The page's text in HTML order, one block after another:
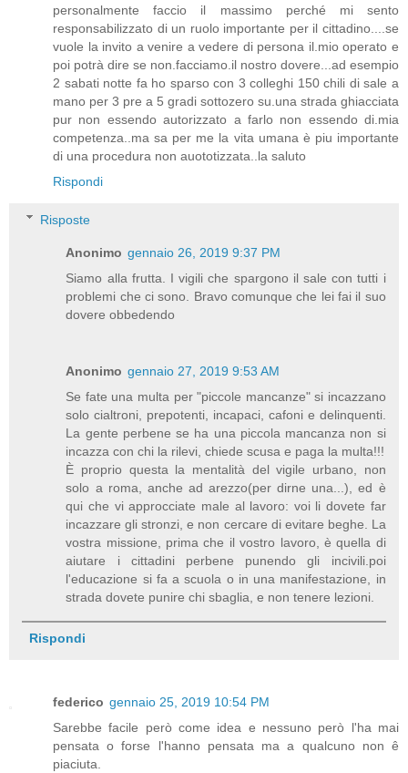
personalmente faccio il massimo perché mi sento
responsabilizzato di un ruolo importante per il cittadino....se
vuole la invito a venire a vedere di persona il.mio operato e
poi potrà dire se non.facciamo.il nostro dovere...ad esempio
2 sabati notte fa ho sparso con 3 colleghi 150 chili di sale a
mano per 3 pre a 5 gradi sottozero su.una strada ghiacciata
pur non essendo autorizzato a farlo non essendo di.mia
competenza..ma sa per me la vita umana è piu importante
di una procedura non auototizzata..la saluto
Rispondi
Risposte
Anonimo gennaio 26, 2019 9:37 PM
Siamo alla frutta. I vigili che spargono il sale con tutti i
problemi che ci sono. Bravo comunque che lei fai il suo
dovere obbedendo
Anonimo gennaio 27, 2019 9:53 AM
Se fate una multa per "piccole mancanze" si incazzano
solo cialtroni, prepotenti, incapaci, cafoni e delinquenti.
La gente perbene se ha una piccola mancanza non si
incazza con chi la rilevi, chiede scusa e paga la multa!!!
È proprio questa la mentalità del vigile urbano, non
solo a roma, anche ad arezzo(per dirne una...), ed è
qui che vi approcciate male al lavoro: voi li dovete far
incazzare gli stronzi, e non cercare di evitare beghe. La
vostra missione, prima che il vostro lavoro, è quella di
aiutare i cittadini perbene punendo gli incivili.poi
l'educazione si fa a scuola o in una manifestazione, in
strada dovete punire chi sbaglia, e non tenere lezioni.
Rispondi
federico gennaio 25, 2019 10:54 PM
Sarebbe facile però come idea e nessuno però l'ha mai
pensata o forse l'hanno pensata ma a qualcuno non ê
piaciuta.